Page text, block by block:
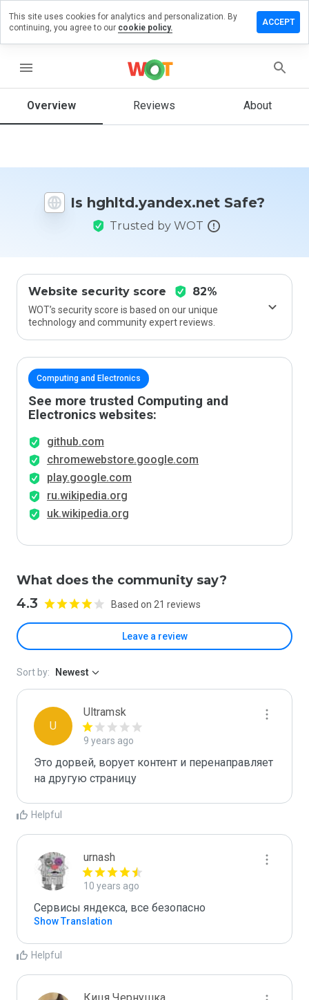
menu
Overview Reviews About
Is hghltd.yandex.net Safe?
Trusted by WOT
Website security score 82%
WOT’s security score is based on our unique
technology and community expert reviews.
Computing and Electronics
See more trusted Computing and
Electronics websites:
github.com
chromewebstore.google.com
play.google.com
ru.wikipedia.org
uk.wikipedia.org
What does the community say?
4.3 Based on 21 reviews
Leave a review
a review
How
rate
website
Sort by: Newest
U
Ultramsk
9 years ago
Это дорвей, ворует контент и перенаправляет
на другую страницу
Helpful
urnash
10 years ago
Сервисы яндекса, все безопасно
Show Translation
Helpful
This site uses cookies for analytics and personalization. By
continuing, you agree to our cookie policy.
ACCEPT